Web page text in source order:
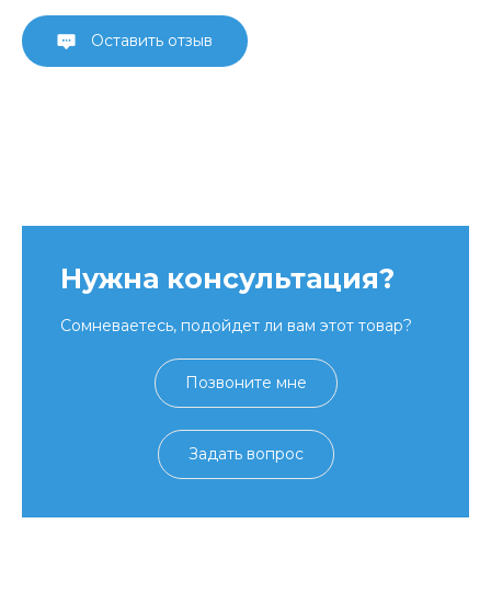
Оставить отзыв
Нужна консультация?
Сомневаетесь, подойдет ли вам этот товар?
Позвоните мне
Задать вопрос